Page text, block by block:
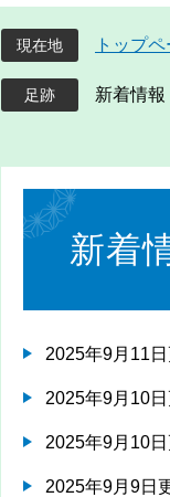
o
g
l
e
カ
現在地 トップ
新着情報
文
新着
2025年9月11
2025年9月10
2025年9月10
2025年9月9日